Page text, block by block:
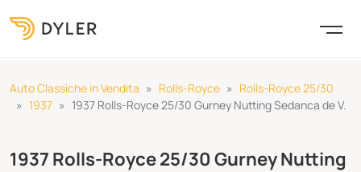
Auto Classiche in Vendita Rolls-Royce
Rolls-Royce 25/30
1937
1937 Rolls-Royce 25/30 Gurney Nutting Sedanca de V.
1937 Rolls-Royce 25/30 Gurney Nutting